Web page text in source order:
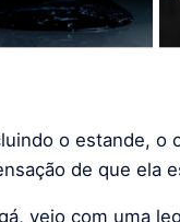
o estande, o
de que ela
veio com uma